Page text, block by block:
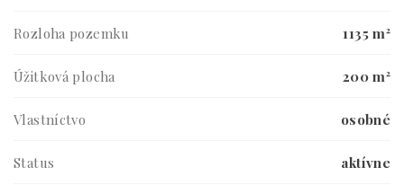
Rozloha pozemku 1135 m²
Úžitková plocha 200 m²
Vlastníctvo osobné
Status aktívne